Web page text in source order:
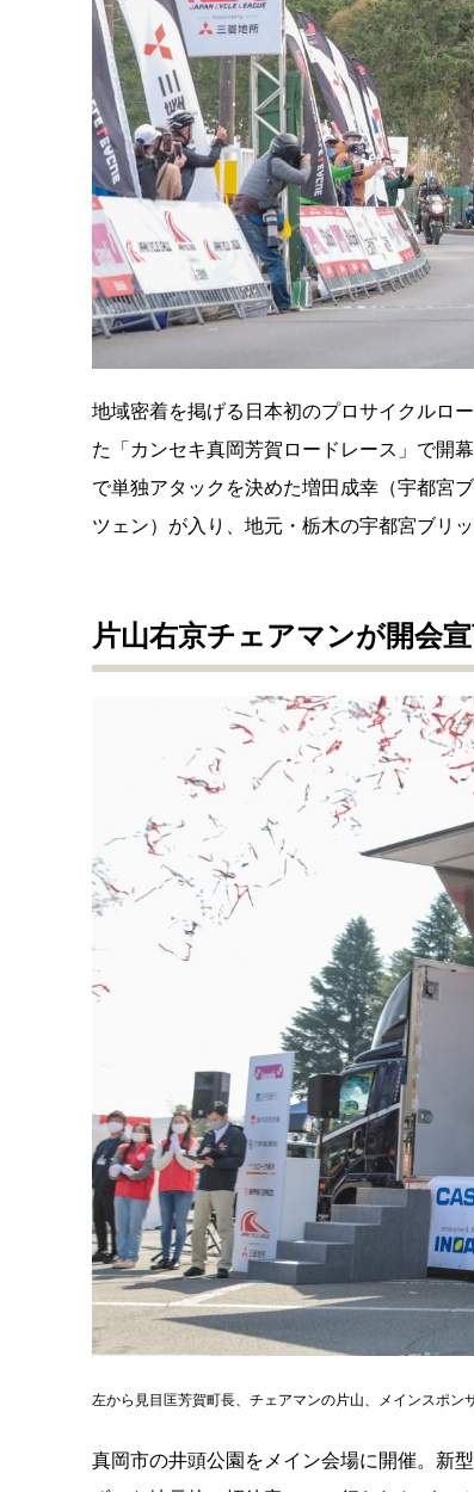
地域密着を掲げる日本初のプロサイクルロ
た「カンセキ真岡芳賀ロードレース」で開
で単独アタックを決めた増田成幸（宇都宮
ツェン）が入り、地元・栃木の宇都宮ブリ
片山右京チェアマンが開会
左から 見目匡芳賀町長、チェアマンの片山、メインスポン
真岡市の井頭公園をメイン会場に開催。新